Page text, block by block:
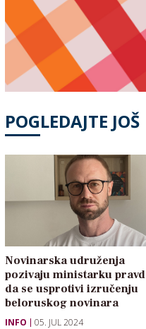
POGLEDAJTE JOŠ
Novinarska udruženja
pozivaju ministarku
da se usprotivi izručenju
beloruskog novinara
INFO 05. JUL 2024